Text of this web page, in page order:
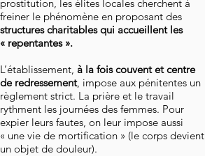
prostitution, les élites locales cherchent à
freiner le phénomène en proposant des
structures charitables qui accueillent les
« repentantes ».
L’établissement, à la fois couvent et centre
de redressement, impose aux pénitentes un
règlement strict. La prière et le travail
rythment les journées des femmes. Pour
expier leurs fautes, on leur impose aussi
« une vie de mortification » (le corps devient
un objet de douleur).